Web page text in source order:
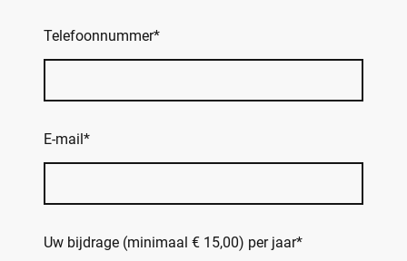
Telefoonnummer*
E-mail*
Uw bijdrage (minimaal € 15,00) per jaar*